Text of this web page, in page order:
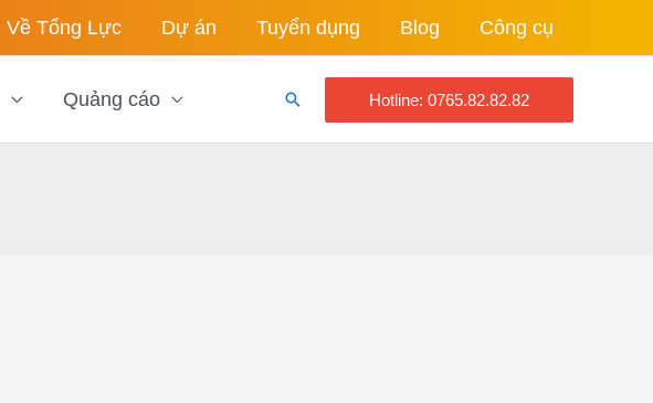
Về Tổng Lực Dự án Tuyển dụng Blog Công cụ
Quảng cáo
Tìm
Hotline: 0765.82.82.82